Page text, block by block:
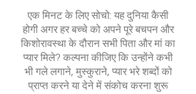
एक मिनट के लिए सोचो: यह दुनिया कैसी
होगी अगर हर बच्चे को अपने पूरे बचपन और
किशोरावस्था के दौरान सभी पिता और मां का
प्यार मिले? कल्पना कीजिए कि उन्होंने कभी
भी गले लगाने, मुस्कुराने, प्यार भरे शब्दों को
प्राप्त करने या देने में संकोच करना शुरू